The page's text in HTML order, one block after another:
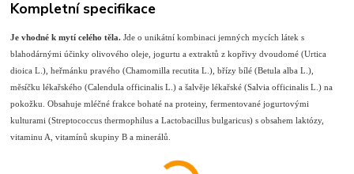
Kompletní specifikace
Je vhodné k mytí celého těla. Jde o unikátní kombinaci jemných mycích látek s
blahodárnými účinky olivového oleje, jogurtu a extraktů z kopřivy dvoudomé (Urtica
dioica L.), heřmánku pravého (Chamomilla recutita L.), břízy bílé (Betula alba L.),
měsíčku lékařského (Calendula officinalis L.) a šalvěje lékařské (Salvia officinalis L.) na
pokožku. Obsahuje mléčné frakce bohaté na proteiny, fermentované jogurtovými
kulturami (Streptococcus thermophilus a Lactobacillus bulgaricus) s obsahem laktózy,
vitaminu A, vitamínů skupiny B a minerálů.